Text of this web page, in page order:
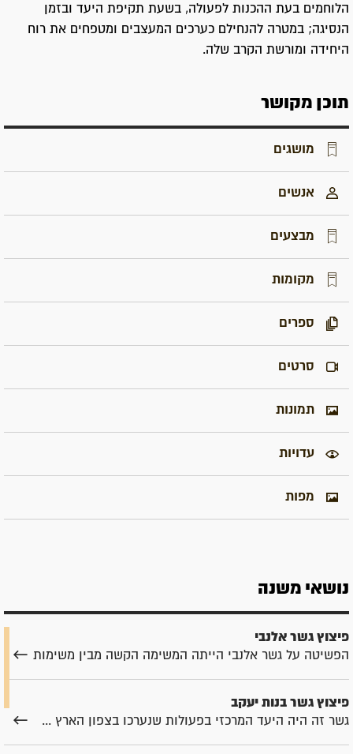
הלוחמים בעת ההכנות לפעולה, בשעת תקיפת היעד ובזמן
הנסיגה; במטרה להנחילם כערכים המעצבים ומטפחים את רוח
היחידה ומורשת הקרב שלה.
תוכן מקושר
מושגים
אנשים
מבצעים
מקומות
ספרים
סרטים
תמונות
עדויות
מפות
נושאי משנה
פיצוץ גשר אלנבי
הפשיטה על גשר אלנבי הייתה המשימה הקשה מבין משימות
פיצוץ גשר בנות יעקב
גשר זה היה היעד המרכזי בפעולות שנערכו בצפון הארץ ...